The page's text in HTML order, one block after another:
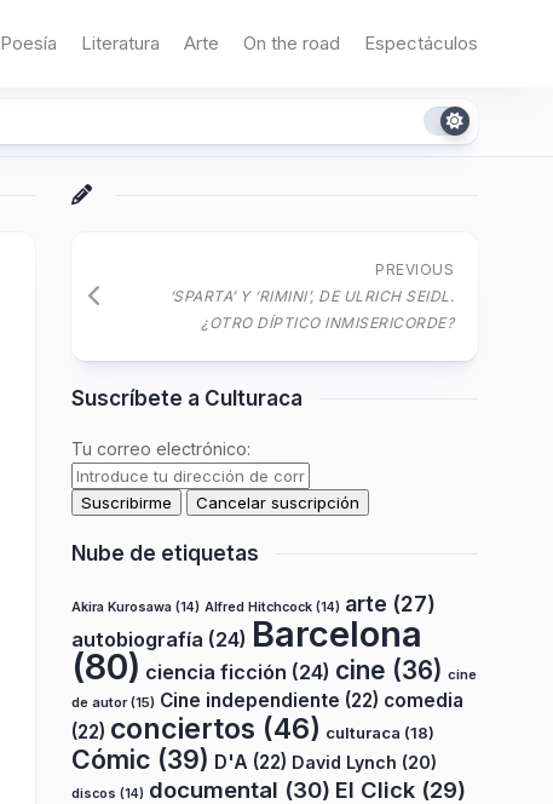
Poesía Literatura Arte On the road Espectáculos
PREVIOUS
‘SPARTA’ Y ‘RIMINI’, DE ULRICH SEIDL.
¿OTRO DÍPTICO INMISERICORDE?
Suscríbete a Culturaca
Tu correo electrónico:
Nube de etiquetas
Akira Kurosawa (14) Alfred Hitchcock (14) arte (27)
autobiografía (24) Barcelona
(80) ciencia ficción (24) cine (36) cine
de autor(15) Cine independiente (22) comedia
(22) conciertos (46) culturaca (18)
Cómic (39) D'A (22) David Lynch (20)
discos (14) documental (30) El Click (29)